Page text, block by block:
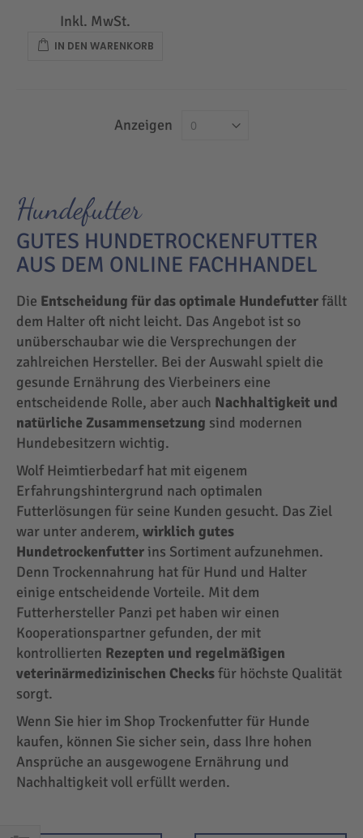
Inkl. MwSt.
IN DEN WARENKORB
Anzeigen
Hundefutter
GUTES HUNDETROCKENFUTTER
AUS DEM ONLINE FACHHANDEL
Die Entscheidung für das optimale Hundefutterfällt
dem Halter oft nicht leicht. Das Angebot ist so
unüberschaubar wie die Versprechungen der
zahlreichen Hersteller. Bei der Auswahl spielt die
gesunde Ernährung des Vierbeiners eine
entscheidende Rolle, aber auch Nachhaltigkeit und
natürliche Zusammensetzung sind modernen
Hundebesitzern wichtig.
Wolf Heimtierbedarf hat mit eigenem
Erfahrungshintergrund nach optimalen
Futterlösungen für seine Kunden gesucht. Das Ziel
war unter anderem, wirklich gutes
Hundetrockenfutter ins Sortiment aufzunehmen.
Denn Trockennahrung hat für Hund und Halter
einige entscheidende Vorteile. Mit dem
Futterhersteller Panzi pet haben wir einen
Kooperationspartner gefunden, der mit
kontrollierten Rezepten und regelmäßigen
veterinärmedizinischen Checksfür höchste Qualität
sorgt.
Wenn Sie hier im Shop Trockenfutter für Hunde
kaufen, können Sie sicher sein, dass Ihre hohen
Ansprüche an ausgewogene Ernährung und
Nachhaltigkeit voll erfüllt werden.